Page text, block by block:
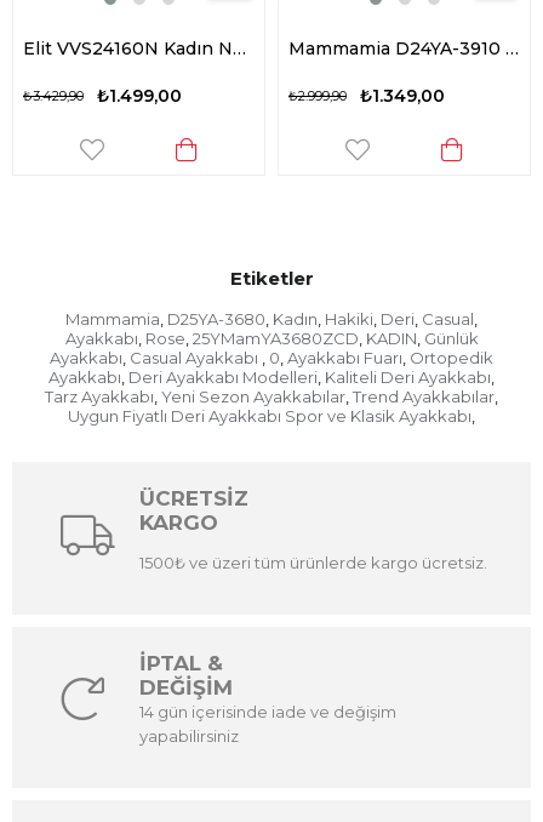
Elit VVS24160N Kadın Nubuk Hakiki Deri Casual Ayakkabı Siyah
₺1.499,00
₺3.429,90
Mammamia D24YA-3910 Kadın Deri Casual Ayakkabı Gri
₺1.349,00
₺2.999,90
Etiketler
Mammamia D25YA-3680 Kadın Hakiki Deri Casual
Ayakkabı Rose 25YMamYA3680ZCD KADIN Günlük
Ayakkabı Casual Ayakkabı 0 Ayakkabı Fuarı Ortopedik
Ayakkabı Deri Ayakkabı Modelleri Kaliteli Deri Ayakkabı
Tarz Ayakkabı Yeni Sezon Ayakkabılar Trend Ayakkabılar
Uygun Fiyatlı Deri Ayakkabı Spor ve Klasik Ayakkabı
ÜCRETSİZ
KARGO
1500₺ ve üzeri tüm ürünlerde kargo ücretsiz.
İPTAL &
DEĞİŞİM
14 gün içerisinde iade ve değişim
yapabilirsiniz